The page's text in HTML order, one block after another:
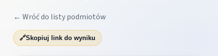
← Wróć do listy podmiotów
🔗Skopiuj link do wyniku